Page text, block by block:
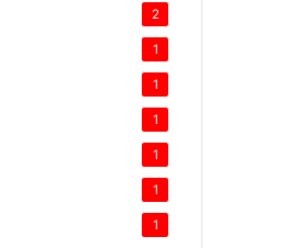
2
1
1
1
1
1
1